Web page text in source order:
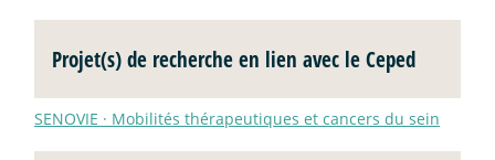
Projet(s) de recherche en lien avec le Ceped
SENOVIE · Mobilités thérapeutiques et cancers du sein